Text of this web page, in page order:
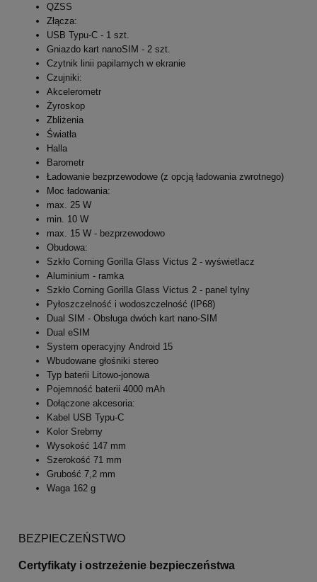
QZSS
Złącza:
USB Typu-C - 1 szt.
Gniazdo kart nanoSIM - 2 szt.
Czytnik linii papilarnych w ekranie
Czujniki:
Akcelerometr
Żyroskop
Zbliżenia
Światła
Halla
Barometr
Ładowanie bezprzewodowe (z opcją ładowania zwrotnego)
Moc ładowania:
max. 25 W
min. 10 W
max. 15 W - bezprzewodowo
Obudowa:
Szkło Corning Gorilla Glass Victus 2 - wyświetlacz
Aluminium - ramka
Szkło Corning Gorilla Glass Victus 2 - panel tylny
Pyłoszczelność i wodoszczelność (IP68)
Dual SIM - Obsługa dwóch kart nano-SIM
Dual eSIM
System operacyjny Android 15
Wbudowane głośniki stereo
Typ baterii Litowo-jonowa
Pojemność baterii 4000 mAh
Dołączone akcesoria:
Kabel USB Typu-C
Kolor Srebrny
Wysokość 147 mm
Szerokość 71 mm
Grubość 7,2 mm
Waga 162 g
BEZPIECZEŃSTWO
Certyfikaty i ostrzeżenie bezpieczeństwa